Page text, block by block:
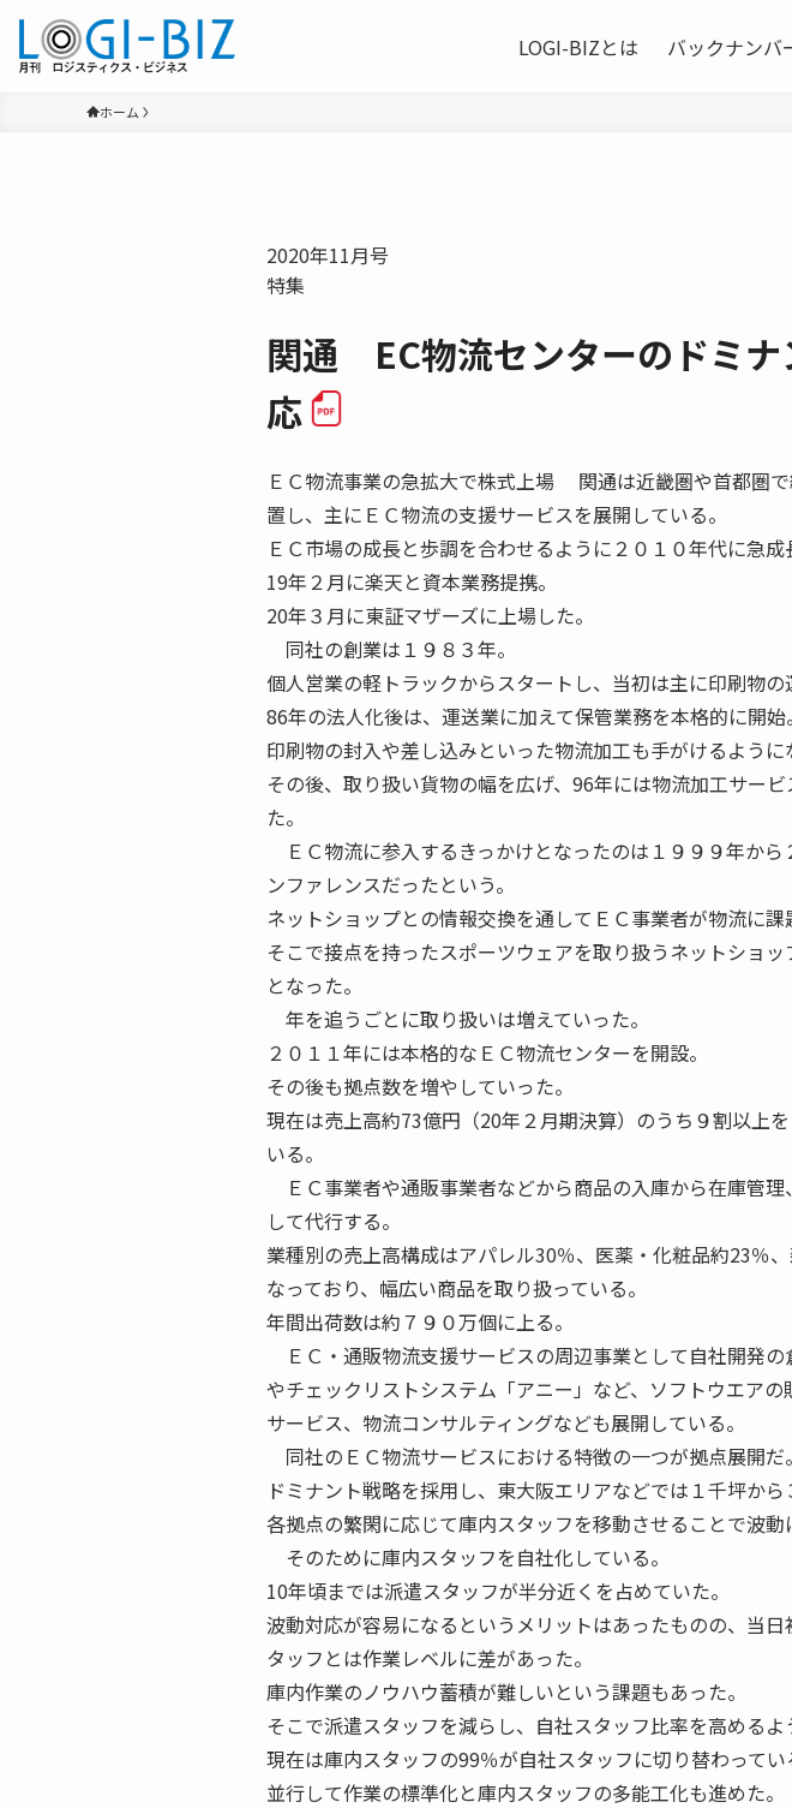
LOGI-BIZとは バックナンバ
ホーム
2020年11月号
特集
関通 EC物流センターのドミナ
応
ＥＣ物流事業の急拡大で株式上場 関通は近畿圏や首都圏
置し、主にＥＣ物流の支援サービスを展開している。
ＥＣ市場の成長と歩調を合わせるように２０１０年代に急成
19年２月に楽天と資本業務提携。
20年３月に東証マザーズに上場した。
同社の創業は１９８３年。
個人営業の軽トラックからスタートし、当初は主に印刷物の
86年の法人化後は、運送業に加えて保管業務を本格的に開始。
印刷物の封入や差し込みといった物流加工も手がけるように
その後、取り扱い貨物の幅を広げ、96年には物流加工サー
た。
ＥＣ物流に参入するきっかけとなったのは１９９９年か
ンファレンスだったという。
ネットショップとの情報交換を通してＥＣ事業者が物流に課
そこで接点を持ったスポーツウェアを取り扱うネットショ
となった。
年を追うごとに取り扱いは増えていった。
２０１１年には本格的なＥＣ物流センターを開設。
その後も拠点数を増やしていった。
現在は売上高約73億円（20年２月期決算）のうち９割以上
いる。
ＥＣ事業者や通販事業者などから商品の入庫から在庫管
して代行する。
業種別の売上高構成はアパレル30％、医薬・化粧品約23％
なっており、幅広い商品を取り扱っている。
年間出荷数は約７９０万個に上る。
ＥＣ・通販物流支援サービスの周辺事業として自社開発の
やチェックリストシステム「アニー」など、ソフトウエア
サービス、物流コンサルティングなども展開している。
同社のＥＣ物流サービスにおける特徴の一つが拠点展開だ。
ドミナント戦略を採用し、東大阪エリアなどでは１千坪から
各拠点の繁閑に応じて庫内スタッフを移動させることで波動
そのために庫内スタッフを自社化している。
10年頃までは派遣スタッフが半分近くを占めていた。
波動対応が容易になるというメリットはあったものの、当
タッフとは作業レベルに差があった。
庫内作業のノウハウ蓄積が難しいという課題もあった。
そこで派遣スタッフを減らし、自社スタッフ比率を高めるよ
現在は庫内スタッフの99％が自社スタッフに切り替わってい
並行して作業の標準化と庫内スタッフの多能工化も進めた。